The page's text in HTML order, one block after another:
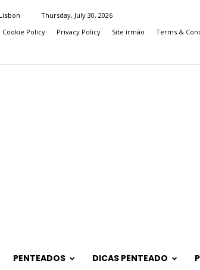
Lisbon
Thursday, July 30, 2026
Cookie Policy Privacy Policy Site irmão Terms &
PENTEADOS DICAS PENTEADO